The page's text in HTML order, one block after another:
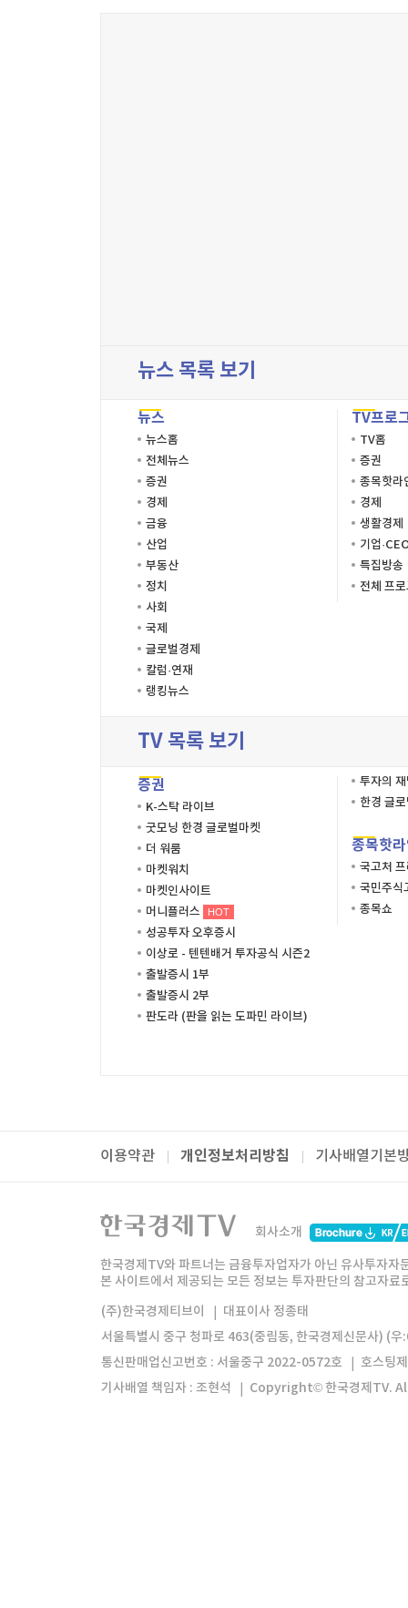
뉴스 목록 보기
뉴스
뉴스홈
전체뉴스
증권
경제
금융
산업
부동산
정치
사회
국제
글로벌경제
칼럼·연재
랭킹뉴스
TV프로
TV홈
증권
종목핫라
경제
생활경제
기업
특집방송
전체 프
TV 목록 보기
증권
K-스탁 라이브
굿모닝 한경 글로벌마켓
더 워룸
마켓워치
마켓인사이트
머니플러스
HOT
성공투자 오후증시
이상로 - 텐텐배거 투자공식 시즌2
출발증시 1부
출발증시 2부
판도라 (판을 읽는 도파민 라이브)
투자의
한경 글
종목핫
국고처
국민주식
종목쇼
이용약관 개인정보처리방침 기사배열기본
패밀리사이트
한국경제TV
한경미디어그룹 한국경제신문 한국경제
모바일앱 한국경제TV앱
회사소개
한국경제TV와 파트너는 금융투자업자가 아닌 유사투자
본 사이트에서 제공되는 모든 정보는 투자판단의 참고자
(주)한국경제티브이
대표이사 정종태
서울특별시 중구 청파로 463(중림동, 한국경제신문사) (
통신판매업신고번호 : 서울중구 2022-0572호
호스팅
기사배열 책임자 : 조현석
Copyright© 한국경제TV.